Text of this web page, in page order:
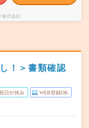
株式会社
！＞書類確認
日が休み WEB登録OK